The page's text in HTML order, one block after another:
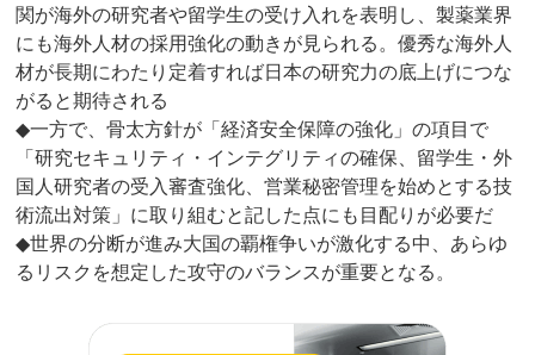
関が海外の研究者や留学生の受け入れを表明し、製薬業界
にも海外人材の採用強化の動きが見られる。優秀な海外人
材が長期にわたり定着すれば日本の研究力の底上げにつな
がると期待される
◆一方で、骨太方針が「経済安全保障の強化」の項目で
「研究セキュリティ・インテグリティの確保、留学生・外
国人研究者の受入審査強化、営業秘密管理を始めとする技
術流出対策」に取り組むと記した点にも目配りが必要だ
◆世界の分断が進み大国の覇権争いが激化する中、あらゆ
るリスクを想定した攻守のバランスが重要となる。